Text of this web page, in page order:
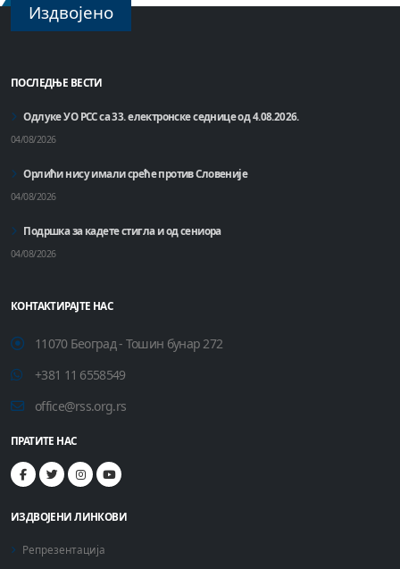
Издвојено
ПОСЛЕДЊЕ ВЕСТИ
Одлуке УО РСС са 33. електронске седнице од 4.08.2026.
04/08/2026
Орлићи нису имали среће против Словеније
04/08/2026
Подршка за кадете стигла и од сениора
04/08/2026
КОНТАКТИРАЈТЕ НАС
11070 Београд - Тошин бунар 272
+381 11 6558549
office@rss.org.rs
ПРАТИТЕ НАС
ИЗДВОЈЕНИ ЛИНКОВИ
Репрезентација